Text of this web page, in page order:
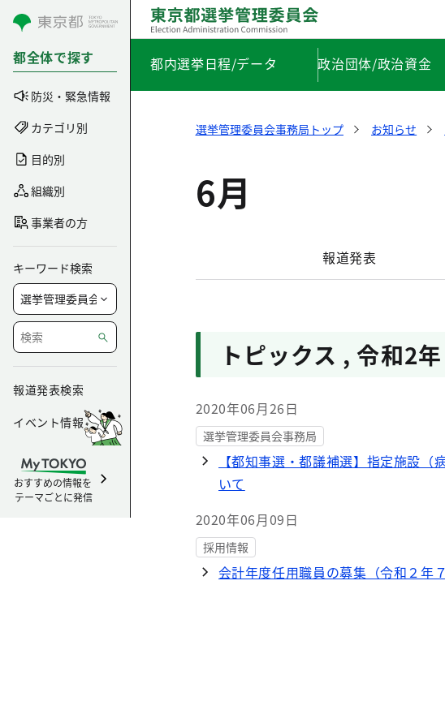
コンテンツにスキップ
都全体で探す
防災・緊急情報
カテゴリ別
目的別
組織別
事業者の方
キーワード検索
報道発表検索
イベント情報
おすすめの情報を
テーマごとに発信
都内選挙日程/データ 政治団体/政治資金
選挙管理委員会事務局トップ お知らせ
6月
報道発表
トピックス , 令和2年
2020年06月26日
選挙管理委員会事務局
【都知事選・都議補選】指定施設
いて
2020年06月09日
採用情報
会計年度任用職員の募集（令和２年